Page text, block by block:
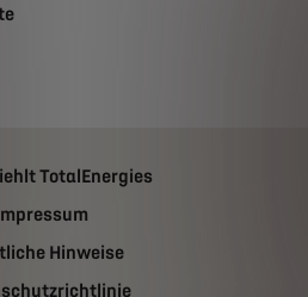
TotalEnergies
Hinweise